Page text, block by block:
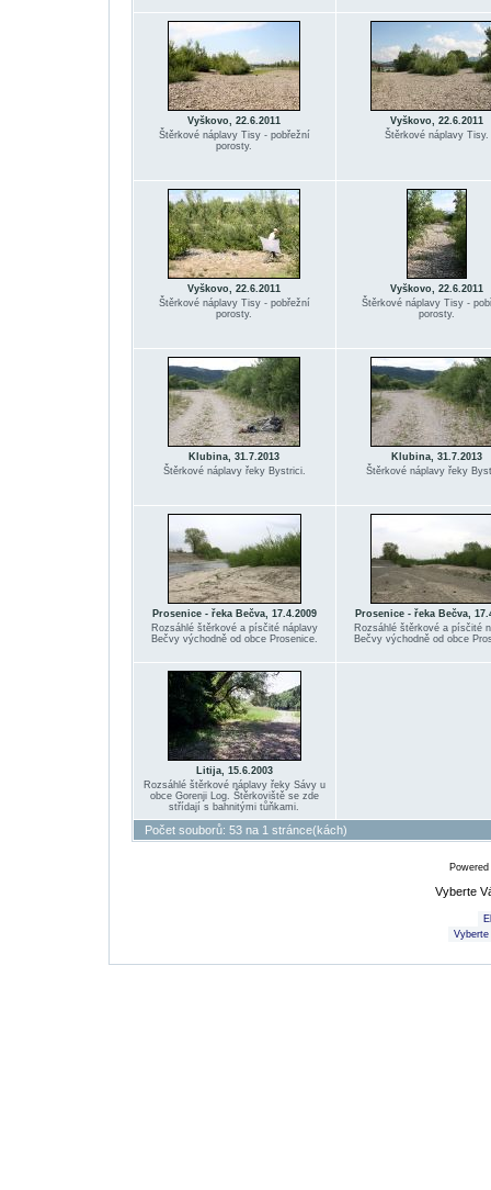
Vyškovo, 22.6.2011
Štěrkové náplavy Tisy - pobřežní
porosty.
Vyškovo, 22.6.2011
Štěrkové náplavy Tisy.
Vyškovo, 22.6.2011
Štěrkové náplavy Tisy - pobřežní
porosty.
Vyškovo, 22.6.2011
Štěrkové náplavy Tisy -
porosty.
Klubina, 31.7.2013
Štěrkové náplavy řeky Bystrici.
Klubina, 31.7.2013
Štěrkové náplavy řeky
Prosenice - řeka Bečva, 17.4.2009
Rozsáhlé štěrkové a písčité náplavy
Bečvy východně od obce Prosenice.
Prosenice - řeka Bečva,
Rozsáhlé štěrkové a písčité
Bečvy východně od obce
Litija, 15.6.2003
Rozsáhlé štěrkové náplavy řeky Sávy u
obce Gorenji Log. Štěrkoviště se zde
střídají s bahnitými tůňkami.
Počet souborů: 53 na 1 stránce(kách)
Vyberte